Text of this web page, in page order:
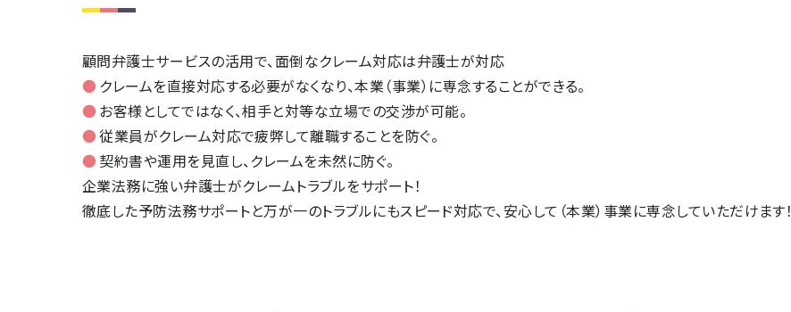
顧問弁護士サービスの活用で、面倒なクレーム対応は弁護士が対応
クレームを直接対応する必要がなくなり、本業（事業）に専念することができる。
お客様としてではなく、相手と対等な立場での交渉が可能。
従業員がクレーム対応で疲弊して離職することを防ぐ。
契約書や運用を見直し、クレームを未然に防ぐ。
企業法務に強い弁護士がクレームトラブルをサポート！
徹底した予防法務サポートと万が一のトラブルにもスピード対応で、安心して（本業）事業に専念していただけます！